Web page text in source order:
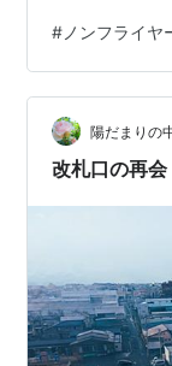
揚げ物大好き
でも揚げ物っ
よね。 でも…
かる • 油の処
ードル高い。
# ノンフライヤ
陽だまりの
改札口の再会